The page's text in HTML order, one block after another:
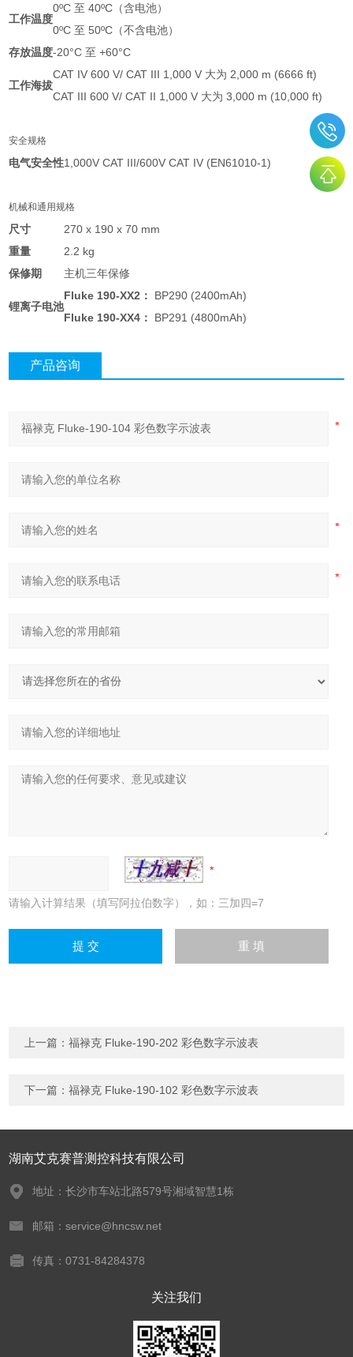
工作温度
0ºC 至 40ºC（含电池）
0ºC 至 50ºC（不含电池）
存放温度-20°C 至 +60°C
工作海拔
CAT IV 600 V/ CAT III 1,000 V 大为 2,000 m (6666 ft)
CAT III 600 V/ CAT II 1,000 V 大为 3,000 m (10,000 ft)
安全规格
电气安全性1,000V CAT III/600V CAT IV (EN61010-1)
机械和通用规格
尺寸
270 x 190 x 70 mm
重量
2.2 kg
保修期
主机三年保修
锂离子电池
Fluke 190-XX2：
BP290 (2400mAh)
Fluke 190-XX4：
BP291 (4800mAh)
产品咨询
请输入计算结果（填写阿拉伯数字），如：三加四=7
上一篇：福禄克 Fluke-190-202 彩色数字示波表
下一篇：福禄克 Fluke-190-102 彩色数字示波表
湖南艾克赛普测控科技有限公司
地址：长沙市车站北路579号湘域智慧1栋
邮箱：service@hncsw.net
传真：0731-84284378
关注我们